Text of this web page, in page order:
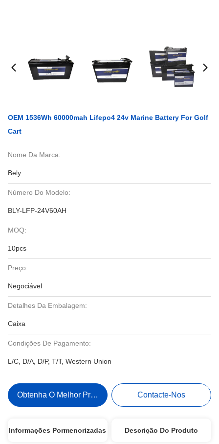
OEM 1536Wh 60000mah Lifepo4 24v Marine Battery For Golf
Cart
Nome Da Marca:
Bely
Número Do Modelo:
BLY-LFP-24V60AH
MOQ:
10pcs
Preço:
Negociável
Detalhes Da Embalagem:
Caixa
Condições De Pagamento:
L/C, D/A, D/P, T/T, Western Union
Obtenha O Melhor Preço Contacte-Nos
Informações Pormenorizadas Descrição Do Produto